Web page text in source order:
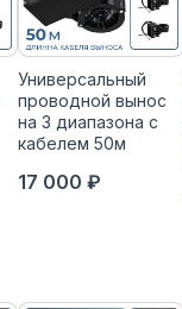
Универсальный
проводной вынос
на 3 диапазона с
кабелем 50м
17 000 ₽